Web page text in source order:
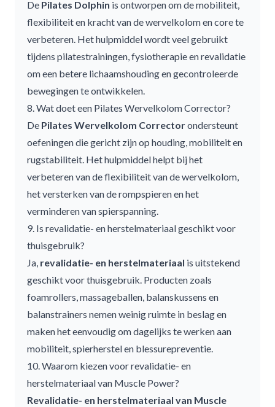
De Pilates Dolphin is ontworpen om de mobiliteit,
flexibiliteit en kracht van de wervelkolom en core te
verbeteren. Het hulpmiddel wordt veel gebruikt
tijdens pilatestrainingen, fysiotherapie en revalidatie
om een betere lichaamshouding en gecontroleerde
bewegingen te ontwikkelen.
8. Wat doet een Pilates Wervelkolom Corrector?
De Pilates Wervelkolom Correctorondersteunt
oefeningen die gericht zijn op houding, mobiliteit en
rugstabiliteit. Het hulpmiddel helpt bij het
verbeteren van de flexibiliteit van de wervelkolom,
het versterken van de rompspieren en het
verminderen van spierspanning.
9. Is revalidatie- en herstelmateriaal geschikt voor
thuisgebruik?
Ja, revalidatie- en herstelmateriaal is uitstekend
geschikt voor thuisgebruik. Producten zoals
foamrollers, massageballen, balanskussens en
balanstrainers nemen weinig ruimte in beslag en
maken het eenvoudig om dagelijks te werken aan
mobiliteit, spierherstel en blessurepreventie.
10. Waarom kiezen voor revalidatie- en
herstelmateriaal van Muscle Power?
Revalidatie- en herstelmateriaal van Muscle